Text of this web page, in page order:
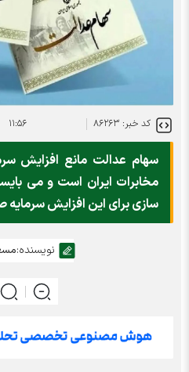
کد خبر: ۸۶۲۶۳ ۱۱:۵۶
مخابرات ایران است و می
سازی برای این افزایش
نویسنده: